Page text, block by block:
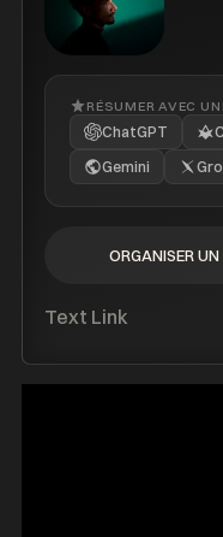
RÉSUMER AVEC
ChatGPT
Gemini
ORGANISER
Text Link